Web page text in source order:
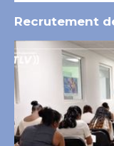
Recrutement